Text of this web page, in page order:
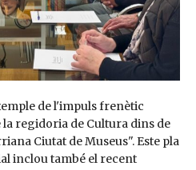
de l'impuls frenètic
regidoria de Cultura dins de
Ciutat de Museus". Este pla
inclou també el recent